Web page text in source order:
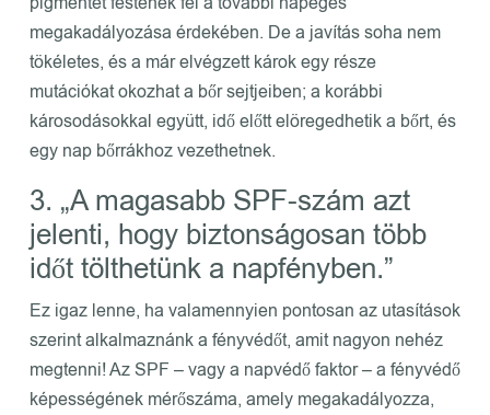
megakadályozása érdekében. De a javítás soha nem
tökéletes, és a már elvégzett károk egy része
mutációkat okozhat a bőr sejtjeiben; a korábbi
károsodásokkal együtt, idő előtt elöregedhetik a bőrt, és
egy nap bőrrákhoz vezethetnek.
3. „A magasabb SPF-szám azt
jelenti, hogy biztonságosan több
időt tölthetünk a napfényben.”
Ez igaz lenne, ha valamennyien pontosan az utasítások
szerint alkalmaznánk a fényvédőt, amit nagyon nehéz
megtenni! Az SPF – vagy a napvédő faktor – a fényvédő
képességének mérőszáma, amely megakadályozza,